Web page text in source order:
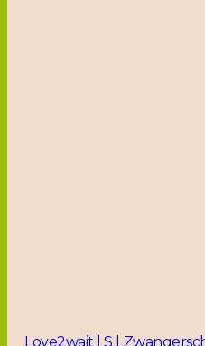
Love2wait | S |